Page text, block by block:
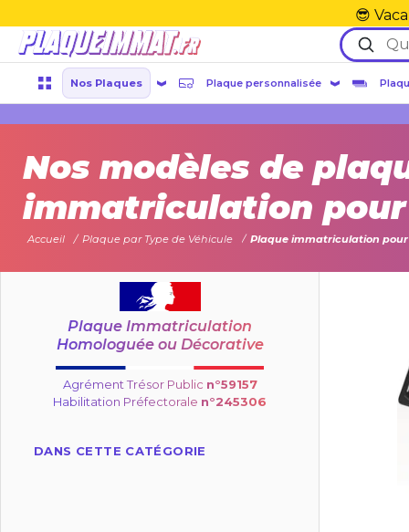
😎
Nos Plaques Plaque personnalisée
Nos modèles de
immatriculation
Accueil Plaque par Type de Véhicule Plaque immatriculation pour
Plaque Immatriculation
Homologuée ou Décorative
Agrément Trésor Public n°59157
Habilitation Préfectorale n°245306
DANS CETTE CATÉGORIE